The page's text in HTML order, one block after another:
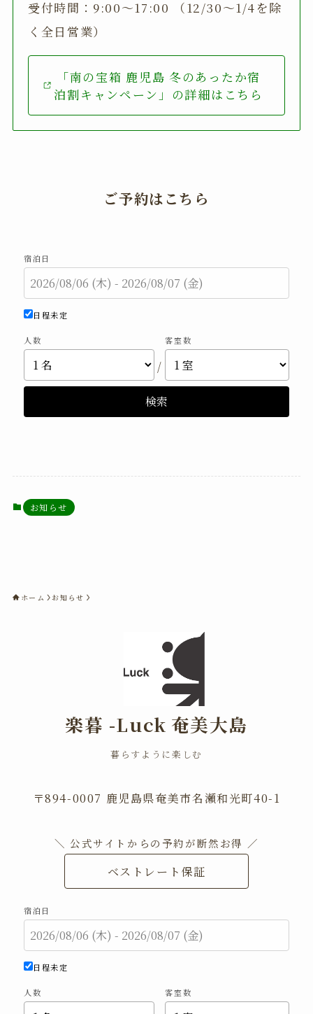
受付時間：9:00～17:00 （12/30～1/4を除
く全日営業）
「南の宝箱 鹿児島 冬のあったか宿
泊割キャンペーン」の詳細はこちら
ご予約はこちら
宿泊日
日程未定
人数
/
客室数
検索
お知らせ
ホーム お知らせ
楽暮 -Luck 奄美大島
暮らすように楽しむ
〒894-0007 鹿児島県奄美市名瀬和光町40-1
＼ 公式サイトからの予約が断然お得 ／
ベストレート保証
宿泊日
日程未定
人数 客室数